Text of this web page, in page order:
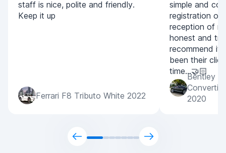
staff is nice, polite and friendly.
Keep it up
Ferrari F8 Tributo White 2022
simple and
registration of
reception of
honest and
recommend it
been their
time...🤝🏻
Bentley
2020